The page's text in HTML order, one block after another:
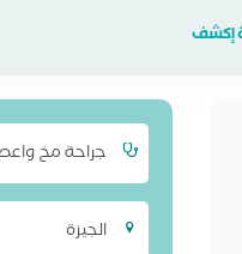
إكشف
جراحة مخ
الجيزة